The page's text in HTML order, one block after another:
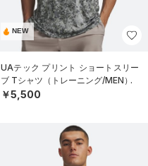
NEW
UAテック プリント ショートスリー
ブ Tシャツ（トレーニング/MEN）
￥5,500